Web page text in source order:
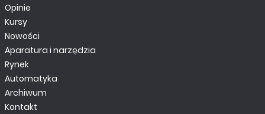
Opinie
Kursy
Nowości
Aparatura i narzędzia
Rynek
Automatyka
Archiwum
Kontakt